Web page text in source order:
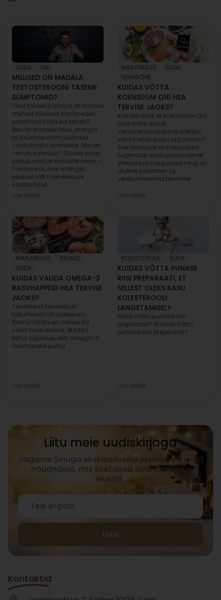
SÜDA UNI
MILLISED ON MADALA
TESTOSTEROONI TASEME
SÜMPTOMID?
Oled tähele pannud, et mõned
mehed näevad vananedes
paremad välja kui teised?
Nende enesekindlus, energia
ja füüsiline vorm püsivad
vaatamata aastatele. Mis on
nende saladus? Suures osas
peitub vastus testosteroonis –
hormoonis, mis mängib
keskset rolli mehelikkuse
säilitamisel.
Loe artiklit
IMMUUNSUS SÜDA
VERERÕHK
KUIDAS VÕTTA
KOENSÜÜM Q10 HEA
TERVISE JAOKS?
Kas teadsid, et koensüüm Q10
pole mitte ainult
vananemisvastane võitleja,
vaid toetab kogu organismi?
See looduslik antioksüdant
tugevdab vastupanuvõimet
stressile ja haigustele ning on
oluline südame- ja
veresoonkonna tervisele.
Loe artiklit
IMMUUNSUS SILMAD
SÜDA
KUIDAS VALIDA OMEGA-3
RASVHAPPEID HEA TERVISE
JAOKS?
Teadlikkus tervislikust
toitumisest on üldteada.
Sama tähtis on valida ka
sobiv toidulisand, et täita
keha vajadusi, eriti omega-3
rasvhapete puhul.
Loe artiklit
KOLESTEROOL SÜDA
KUIDAS VÕTTA PUNASE
RIISI PREPARAATI, ET
SELLEST OLEKS KASU
KOLESTEROOLI
LANGETAMISEL?
Millal võtta punase riisi
preparaati? Kuidas võtta
punase riisi preperaati?
Loe artiklit
Liitu meie uudiskirjaga
Jagame Sinuga eksklusiivseid ja inspireerivaid
nõuandeid, mis toetavad Sinu teadlikku
elustiili.
Liitu
Kontaktid